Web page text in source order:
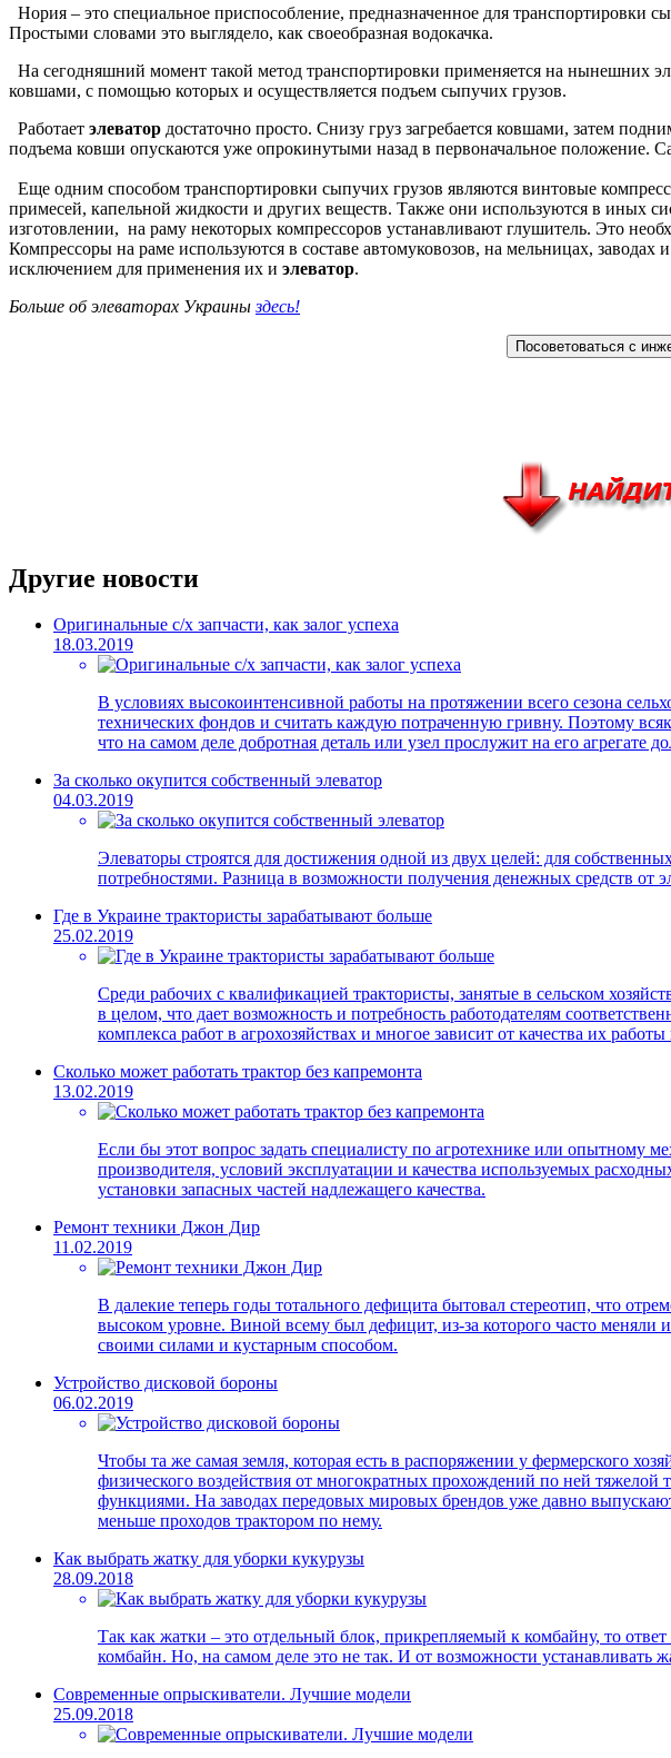
Нория – это специальное приспособление, предназначенное для транспортировки
Простыми словами это выглядело, как своеобразная водокачка.
На сегодняшний момент такой метод транспортировки применяется на нынешних
ковшами, с помощью которых и осуществляется подъем сыпучих грузов.
Работает элеватор достаточно просто. Снизу груз загребается ковшами, затем
подъема ковши опускаются уже опрокинутыми назад в первоначальное положение.
Еще одним способом транспортировки сыпучих грузов являются винтовые
примесей, капельной жидкости и других веществ. Также они используются в иных
изготовлении, на раму некоторых компрессоров устанавливают глушитель. Это
Компрессоры на раме используются в составе автомуковозов, на мельницах,
исключением для применения их и элеватор.
Больше об элеваторах Украиныздесь!
Другие новости
Оригинальные с/х запчасти, как залог успеха
18.03.2019
В условиях высокоинтенсивной работы на протяжении всего сезона
технических фондов и считать каждую потраченную гривну. Поэтому
что на самом деле добротная деталь или узел прослужит на его
За сколько окупится собственный элеватор
04.03.2019
Элеваторы строятся для достижения одной из двух целей: для
потребностями. Разница в возможности получения денежных средств от
Где в Украине трактористы зарабатывают больше
25.02.2019
Среди рабочих с квалификацией трактористы, занятые в сельском
в целом, что дает возможность и потребность работодателям
комплекса работ в агрохозяйствах и многое зависит от качества их
Сколько может работать трактор без капремонта
13.02.2019
Если бы этот вопрос задать специалисту по агротехнике или опытному
производителя, условий эксплуатации и качества используемых
установки запасных частей надлежащего качества.
Ремонт техники Джон Дир
11.02.2019
В далекие теперь годы тотального дефицита бытовал стереотип, что
высоком уровне. Виной всему был дефицит, из-за которого часто меняли
своими силами и кустарным способом.
Устройство дисковой бороны
06.02.2019
Чтобы та же самая земля, которая есть в распоряжении у фермерского
физического воздействия от многократных прохождений по ней
функциями. На заводах передовых мировых брендов уже давно
меньше проходов трактором по нему.
Как выбрать жатку для уборки кукурузы
28.09.2018
Так как жатки – это отдельный блок, прикрепляемый к комбайну, то
комбайн. Но, на самом деле это не так. И от возможности устанавливать
Современные опрыскиватели. Лучшие модели
25.09.2018